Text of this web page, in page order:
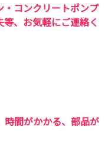
コンクリートポンプ
、お気軽にご連絡く
時間がかかる、部品が